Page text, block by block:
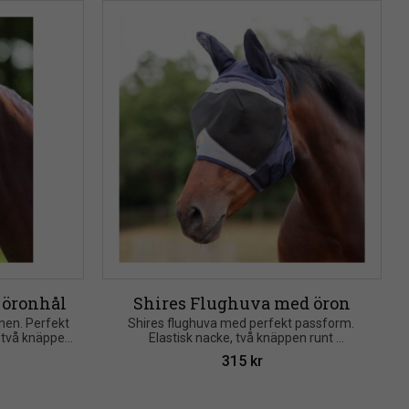
Perfekt
knäppen
minskar
Shires Flughuva med öron
Shires flughuva med perfekt passform.
Elastisk nacke, två knäppen runt
ganascherna. Vadderad insida minskar
risken för skav
315kr